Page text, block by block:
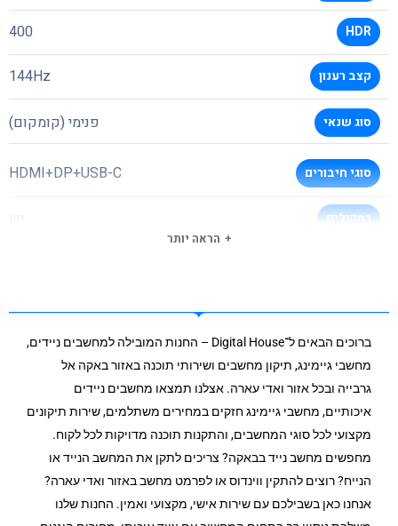
HDR
400
קצב רענון 144Hz
סוג שנאי פנימי (קומקום)
סוגי חיבורים HDMI+DP+USB-C
רמקולים יש
זווית צפיה 178º/178º
VESA
100X100
חיבור USB USB 3.0 HUB
סיבוב
הערה WQHD
הראה יותר
ברוכים הבאים ל־Digital House – החנות המובילה למחשבים ניידים,
מחשבי גיימינג, תיקון מחשבים ושירותי תוכנה באזור באקה אל
גרבייה ובכל אזור ואדי עארה. אצלנו תמצאו מחשבים ניידים
איכותיים, מחשבי גיימינג חזקים במחירים משתלמים, שירות תיקונים
מקצועי לכל סוגי המחשבים, והתקנות תוכנה מדויקות לכל לקוח.
מחפשים מחשב נייד בבאקה? צריכים לתקן את המחשב הנייד או
הנייח? רוצים להתקין ווינדוס או לפרמט מחשב באזור ואדי עארה?
אנחנו כאן בשבילכם עם שירות אישי, מקצועי ואמין. החנות שלנו